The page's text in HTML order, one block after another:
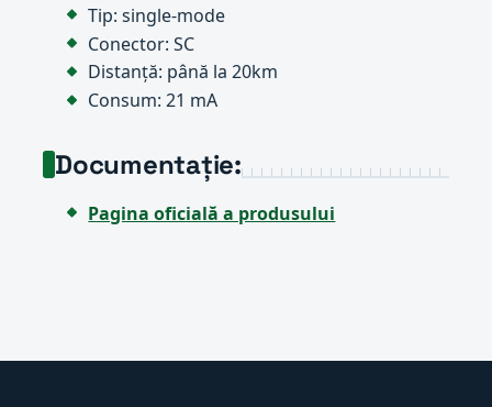
Tip: single-mode
Conector: SC
Distanță: până la 20km
Consum: 21 mA
Documentație:
Pagina oficială a produsului